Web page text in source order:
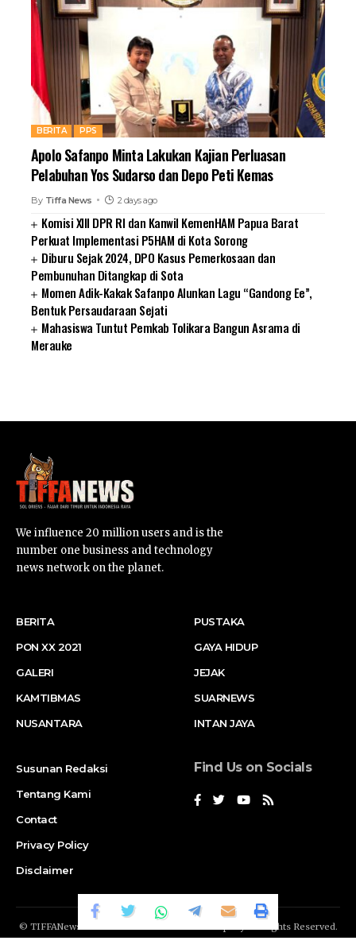
BERITA PPS
Apolo Safanpo Minta Lakukan Kajian Perluasan
Pelabuhan Yos Sudarso dan Depo Peti Kemas
By Tiffa News 2 days ago
Komisi XIII DPR RI dan Kanwil KemenHAM Papua Barat
Perkuat Implementasi P5HAM di Kota Sorong
Diburu Sejak 2024, DPO Kasus Pemerkosaan dan
Pembunuhan Ditangkap di Sota
Momen Adik-Kakak Safanpo Alunkan Lagu “Gandong Ee”,
Bentuk Persaudaraan Sejati
Mahasiswa Tuntut Pemkab Tolikara Bangun Asrama di
Merauke
We influence 20 million users and is the
number one business and technology
news network on the planet.
BERITA
PON XX 2021
GALERI
KAMTIBMAS
NUSANTARA
PUSTAKA
GAYA HIDUP
JEJAK
SUARNEWS
INTAN JAYA
Susunan Redaksi
Tentang Kami
Contact
Privacy Policy
Disclaimer
Find Us on Socials
© TIFFANews Network. RAKA
Company. All Rights Reserved.
Suar News